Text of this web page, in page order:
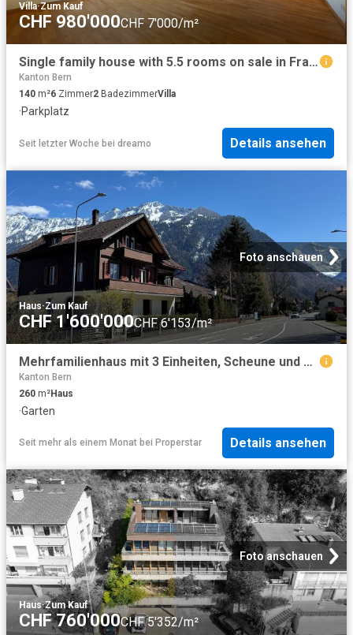
Villa·Zum Kauf
CHF 980'000CHF 7'000/m²
Single family house with 5.5 rooms on sale in Fraubrunnen 140 m² | dreamo. Ch
Kanton Bern
140 m²6 Zimmer2 BadezimmerVilla
·Parkplatz
Seit letzter Woche bei dreamo Details ansehen
Foto anschauen
Haus·Zum Kauf
CHF 1'600'000CHF 6'153/m²
Mehrfamilienhaus mit 3 Einheiten, Scheune und grosser Garten
Kanton Bern
260 m²Haus
·Garten
Seit mehr als einem Monat bei Properstar Details ansehen
Foto anschauen
Haus·Zum Kauf
CHF 760'000CHF 5'352/m²